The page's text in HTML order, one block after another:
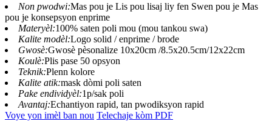
Non pwodwi:Mas pou je Lis pou lisaj liy fen Swen pou je Mas
pou je konsepsyon enprime
Materyèl:100% saten poli mou (mou tankou swa)
Kalite modèl:Logo solid / enprime / brode
Gwosè:Gwosè pèsonalize 10x20cm /8.5x20.5cm/12x22cm
Koulè:Plis pase 50 opsyon
Teknik:Plenn kolore
Kalite atik:mask dòmi poli saten
Pake endividyèl:1p/sak poli
Avantaj:Echantiyon rapid, tan pwodiksyon rapid
Voye yon imèl ban nou Telechaje kòm PDF